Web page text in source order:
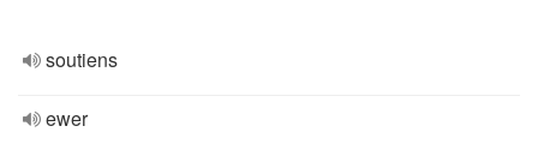
soutiens
ewer